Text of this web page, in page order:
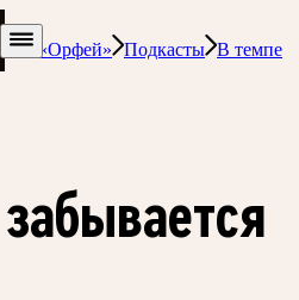
«Орфей»
Подкасты В темпе